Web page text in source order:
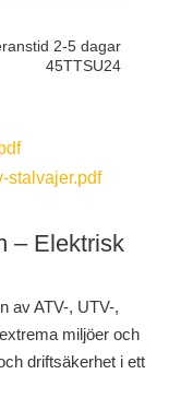
2-5 dagar
45TTSU24
stalvajer.pdf
– Elektrisk
av ATV-, UTV-,
miljöer och
driftsäkerhet i ett